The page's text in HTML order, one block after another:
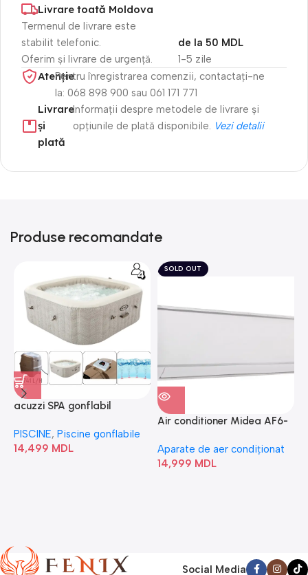
Livrare toată Moldova
Termenul de livrare este
stabilit telefonic.
Oferim și livrare de urgență.
1-5 zile
de la 50 MDL
Atenție​Pentru înregistrarea comenzii, contactați-ne
la: 068 898 900 sau 061 171 771
Livrare
și
plată
Informații despre metodele de livrare și
opțiunile de plată disponibile. Vezi detalii
Produse recomandate
acuzzi SPA gonflabil
Bubble” 28446
PISCINE, Piscine gonflabile
14,499 MDL
SOLD OUT
Air conditioner Midea AF6-
Aparate de aer condiționat
14,999 MDL
Social Media